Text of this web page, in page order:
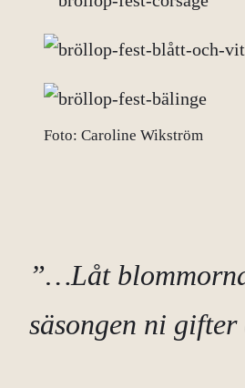
Foto: Caroline Wikström
”…Låt
säsongen ni